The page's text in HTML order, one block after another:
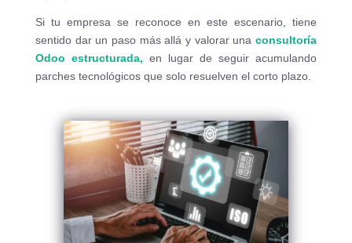
Si tu empresa se reconoce en este escenario, tiene
sentido dar un paso más allá y valorar unaconsultoría
Odoo estructurada, en lugar de seguir acumulando
parches tecnológicos que solo resuelven el corto plazo.